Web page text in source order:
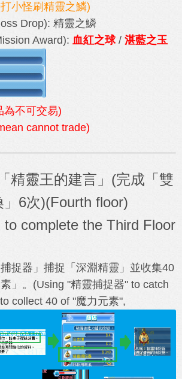
小怪刷精靈之鱗)
Drop): 精靈之鱗
Award): 血紅之球/ 湛藍之玉
為不可交易)
cannot trade)
「精靈王的建言」(完成「雙
」6次)(Fourth floor)
to complete the Third Floor
捉器」捕捉 「深淵精靈」並收集40
」。 (Using "精靈捕捉器" to catch
collect 40 of "魔力元素",